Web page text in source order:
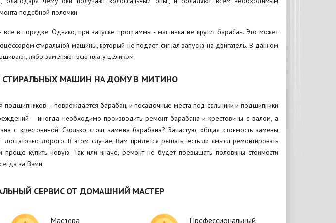
благодаря чему они получают колоссальный опыт, и обладают всем необходимым
подобной поломки.
все в порядке. Однако, при запуске программы - машинка не крутит барабан. Это может
стиральной машины, который не подает сигнал запуска на двигатель. В данном
либо заменяют всю плату целиком.
СТИРАЛЬНЫХ МАШИН НА ДОМУ В МИТИНО
подшипников – повреждается барабан, и посадочные места под сальники и подшипники
– иногда необходимо производить ремонт барабана и крестовины с валом, а
с крестовиной. Сколько стоит замена барабана? Зачастую, общая стоимость замены
дорого. В этом случае, Вам придется решать, есть ли смысл ремонтировать
проще купить новую. Так или иначе, ремонт не будет превышать половины стоимости
за Вами.
СЕРВИС ОТ ДОМАШНИЙ МАСТЕР
Мастера Профессиональный